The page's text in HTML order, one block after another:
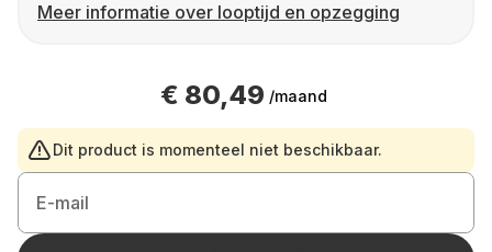
Meer informatie over looptijd en opzegging
€ 80,49 /maand
Dit product is momenteel niet beschikbaar.
E-mail